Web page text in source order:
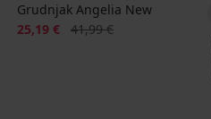
Grudnjak Angelia New
Popust
25,19 € Prvobitna cijena
41,99 €